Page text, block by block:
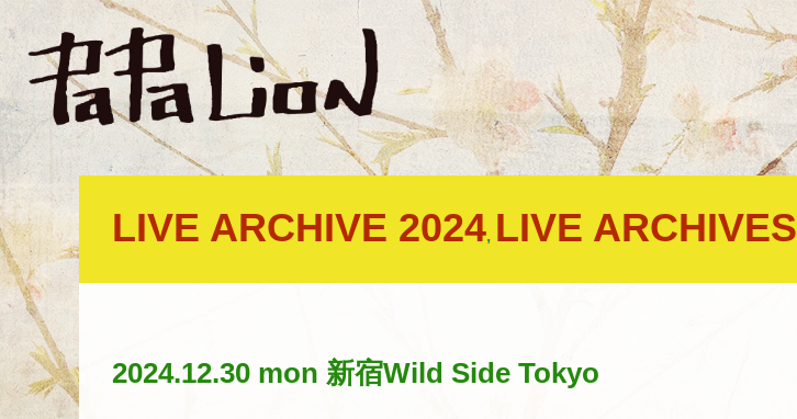
LIVE ARCHIVE 2024, LIVE ARCHIVES
2024.12.30 mon 新宿Wild Side Tokyo